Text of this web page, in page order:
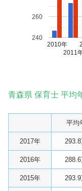
2010年
2011
240
260
青森県 保育士 平均
平均
2017年 293.8
2016年 288.6
2015年 293.9